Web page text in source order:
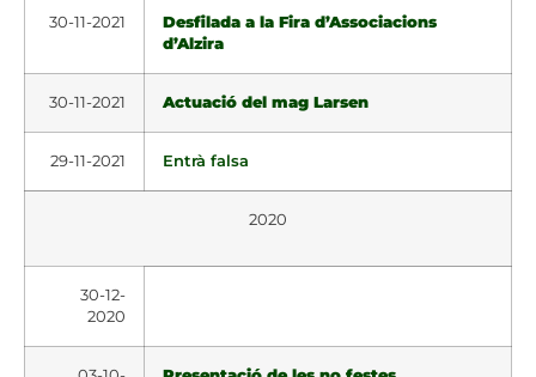
30-11-2021
Desfilada a la Fira d’Associacions
d’Alzira
30-11-2021 Actuació del mag Larsen
29-11-2021 Entrà falsa
2020
30-12-
2020